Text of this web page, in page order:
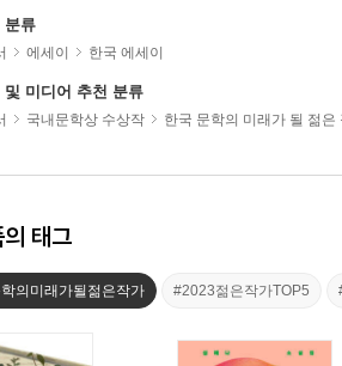
분류
에세이 한국 에세이
및 미디어 추천 분류
국내문학상 수상작 한국 문학의 미래가 될 젊은
태그
의미래가될젊은작가 #2023젊은작가TOP5